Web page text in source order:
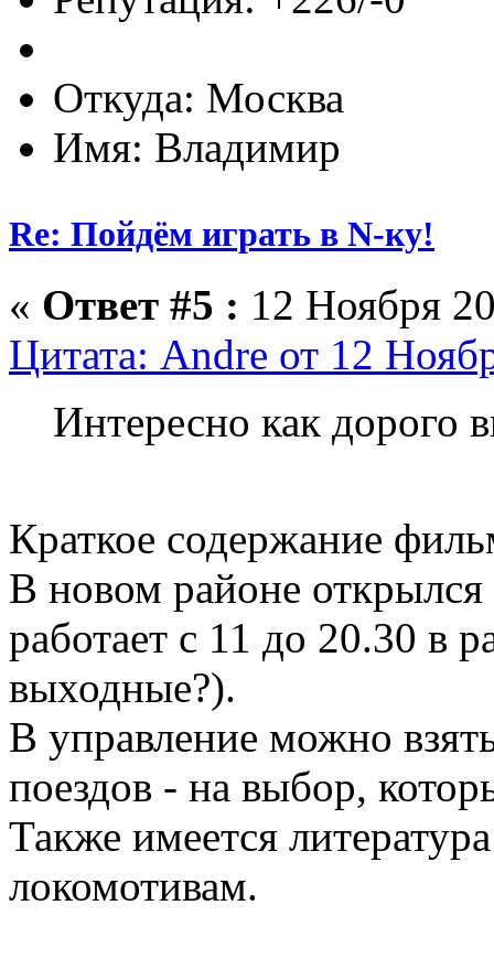
Откуда: Москва
Имя: Владимир
Re: Пойдём играть в N-ку!
« Ответ #5 : 12 Ноября
Цитата: Andre от 12
Интересно как дорого
Краткое содержание
В новом районе
работает с 11 до 20.30 в
выходные?).
В управление можно
поездов - на выбор,
Также имеется
локомотивам.